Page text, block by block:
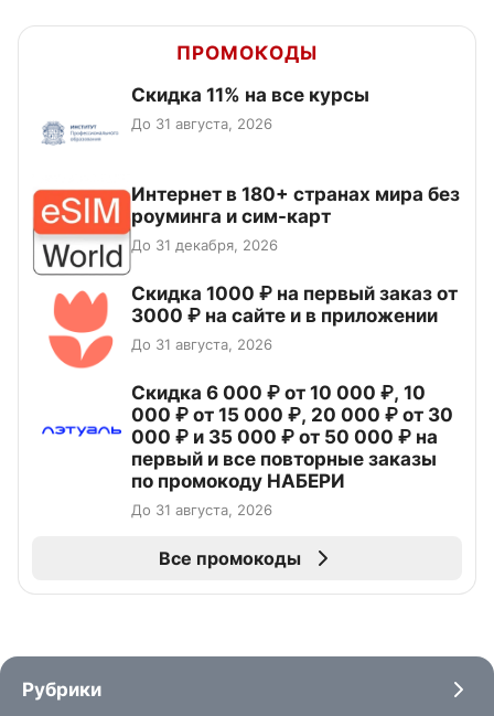
ПРОМОКОДЫ
Скидка 11% на все курсы
До 31 августа, 2026
Интернет в 180+ странах мира без
роуминга и сим-карт
До 31 декабря, 2026
Скидка 1000 ₽ на первый заказ от
3000 ₽ на сайте и в приложении
До 31 августа, 2026
Скидка 6 000 ₽ от 10 000 ₽, 10
000 ₽ от 15 000 ₽, 20 000 ₽ от 30
000 ₽ и 35 000 ₽ от 50 000 ₽ на
первый и все повторные заказы
по промокоду НАБЕРИ
До 31 августа, 2026
Все промокоды
Рубрики